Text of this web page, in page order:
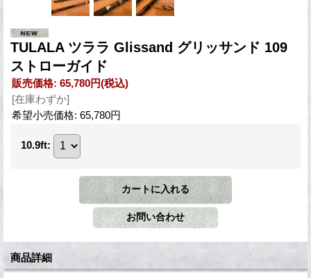
TULALA ツララ Glissand グリッサンド 109
ストローガイド
販売価格: 65,780円(税込)
[在庫わずか]
希望小売価格: 65,780円
10.9ft:
商品詳細